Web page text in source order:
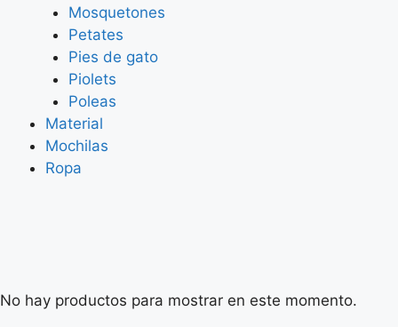
Mosquetones
Petates
Pies de gato
Piolets
Poleas
Material
Mochilas
Ropa
No hay productos para mostrar en este momento.